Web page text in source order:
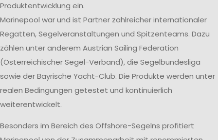
Produktentwicklung ein.
Marinepool war und ist Partner zahlreicher internationaler
Regatten, Segelveranstaltungen und Spitzenteams. Dazu
zählen unter anderem Austrian Sailing Federation
(Österreichischer Segel-Verband), die Segelbundesliga
sowie der Bayrische Yacht-Club. Die Produkte werden unter
realen Bedingungen getestet und kontinuierlich
weiterentwickelt.
Besonders im Bereich des Offshore-Segelns profitiert